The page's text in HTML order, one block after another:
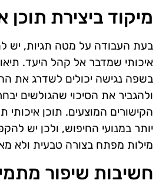
מיקוד ביצירת תוכן
בעת העבודה על מטה תגיות, יש
איכותי שמדבר אל קהל היעד.
בשפה נגישה יכולים לשדרג את
ולהגביר את הסיכוי שהגולשים
הקישורים המוצעים. תוכן איכותי
יותר במנועי החיפוש, ולכן יש
מילות מפתח בצורה טבעית ולא
חשיבות שיפור